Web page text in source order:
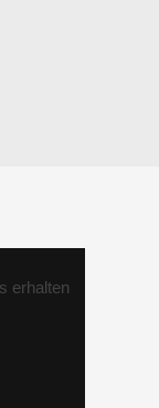
erhalten